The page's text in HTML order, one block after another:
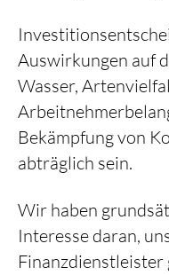
Auswirkungen auf
Wasser,
Bekämpfung von
abträglich sein.
Wir haben
Interesse daran,
Finanzdienstleister